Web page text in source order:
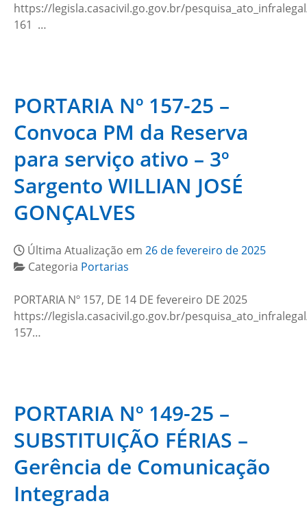
https://legisla.casacivil.go.gov.br/
161 …
PORTARIA Nº 157-25 –
Convoca PM da Reserva
para serviço ativo – 3º
Sargento WILLIAN JOSÉ
GONÇALVES
Última Atualização em 26 de fevereiro de 2025
Categoria Portarias
PORTARIA Nº 157, DE 14 DE fevereiro DE 2025
https://legisla.casacivil.go.gov.br/
157…
PORTARIA Nº 149-25 –
SUBSTITUIÇÃO FÉRIAS –
Gerência de Comunicação
Integrada